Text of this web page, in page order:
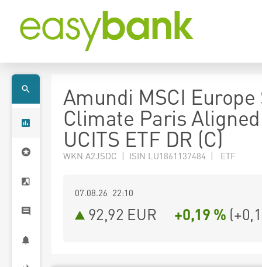
Amundi MSCI Europe
Climate Paris
UCITS ETF DR (C)
WKN A2JSDC | ISIN LU1861137484 | ETF
07.08.26 22:10
92,92 EUR +0,19 % (